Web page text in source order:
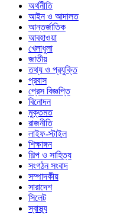
অর্থনীতি
আইন ও আদালত
আন্তর্জাতিক
আবহাওয়া
খেলাধুলা
জাতীয়
তথ্য ও প্রযুক্তি
প্রবাস
প্রেস বিজ্ঞপ্তি
বিনোদন
মুক্তমত
রাজনীতি
লাইফ-স্টাইল
শিক্ষাঙ্গন
শিল্প ও সাহিত্য
সংগঠন সংবাদ
সম্পাদকীয়
সারাদেশ
সিলেট
স্বাস্থ্য